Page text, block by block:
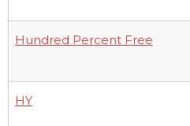
Hundred Percent Free
HY